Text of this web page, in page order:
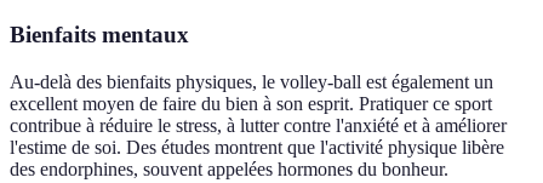
Bienfaits mentaux
Au-delà des bienfaits physiques, le volley-ball est également un
excellent moyen de faire du bien à son esprit. Pratiquer ce sport
contribue à réduire le stress, à lutter contre l'anxiété et à améliorer
l'estime de soi. Des études montrent que l'activité physique libère
des endorphines, souvent appelées hormones du bonheur.